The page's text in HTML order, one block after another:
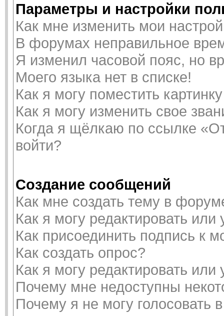
Параметры и настройки
Как мне изменить мои
В форумах неправильное
Я изменил часовой пояс, но
Моего языка нет в списке!
Как я могу поместить
Как я могу изменить свое
Когда я щёлкаю по ссылке
войти?
Создание сообщений
Как мне создать тему в
Как я могу редактировать
Как присоединить подпись к
Как создать опрос?
Как я могу редактировать или
Почему мне недоступны
Почему я не могу голосовать